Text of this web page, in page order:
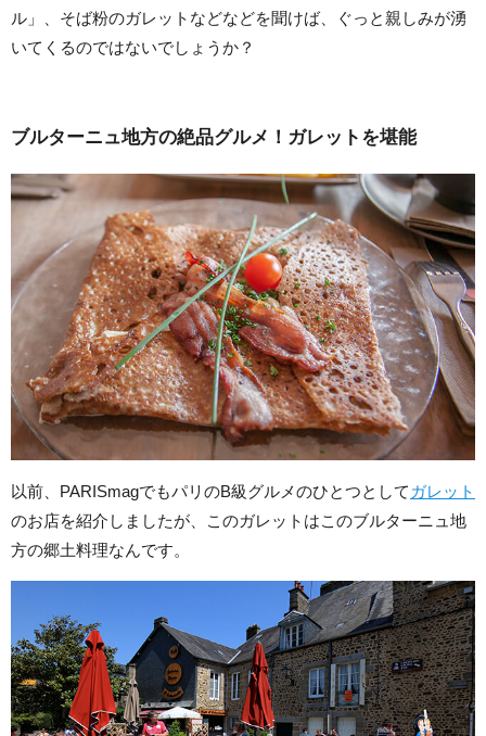
ル」、そば粉のガレットなどなどを聞けば、ぐっと親しみが湧
いてくるのではないでしょうか？
ブルターニュ地方の絶品グルメ！ガレットを堪能
以前、PARISmagでもパリのB級グルメのひとつとして ガレット
のお店を紹介しましたが、このガレットはこのブルターニュ地
方の郷土料理なんです。